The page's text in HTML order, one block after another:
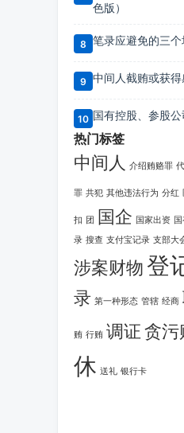
色版）
笔录应避免的三个
中间人截贿或获
国有控股、参股
热门标签
中间人 介绍贿赂罪
罪 共犯 其他违法行为 分红
扣 团 国企 国家出资
录 搜查 支付宝记录 支部大
涉案财物登
录 第一种形态 管辖 经商
贿 行贿 调证贪污
休 送礼 银行卡